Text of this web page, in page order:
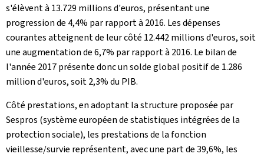
s'élèvent à 13.729 millions d'euros, présentant une
progression de 4,4% par rapport à 2016. Les dépenses
courantes atteignent de leur côté 12.442 millions d'euros, soit
une augmentation de 6,7% par rapport à 2016. Le bilan de
l'année 2017 présente donc un solde global positif de 1.286
million d'euros, soit 2,3% du PIB.
Côté prestations, en adoptant la structure proposée par
Sespros (système européen de statistiques intégrées de la
protection sociale), les prestations de la fonction
vieillesse/survie représentent, avec une part de 39,6%, les